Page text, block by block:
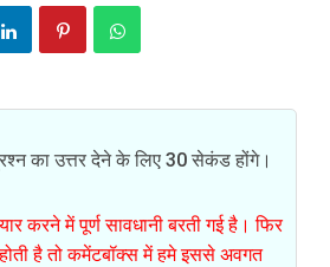
का उत्तर देने के लिए 30 सेकंड होंगे।
करने में पूर्ण सावधानी बरती गई है। फिर
है तो कमेंटबॉक्स में हमे इससे अवगत